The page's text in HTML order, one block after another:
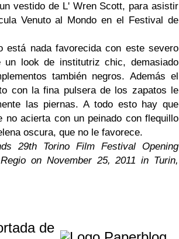
vestido de L' Wren Scott, para asistir
Venuto al Mondo en el Festival de
está nada favorecida con este severo
un look de institutriz chic, demasiado
también negros. Además el
con la fina pulsera de los zapatos le
las piernas. A todo esto hay que
no acierta con un peinado con flequillo
oscura, que no le favorece.
29th Torino Film Festival Opening
on November 25, 2011 in Turin,
de